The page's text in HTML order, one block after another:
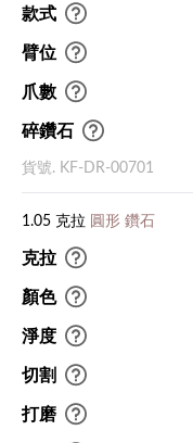
款式
臂位
爪數
碎鑽石
貨號. KF-DR-00701
1.05 克拉 圓形 鑽石
克拉
顏色
淨度
切割
打磨